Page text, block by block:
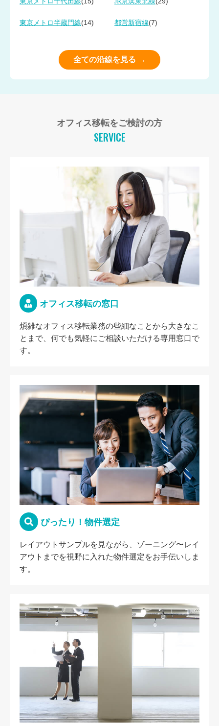
東京メトロ半蔵門線(14) 都営新宿線(7)
全ての沿線を見る →
オフィス移転をご検討の方
SERVICE
オフィス移転の窓口
煩雑なオフィス移転業務の些細なことから大きなこ
とまで、何でも気軽にご相談いただける専用窓口で
す。
ぴったり！物件選定
レイアウトサンプルを見ながら、ゾーニング〜レイ
アウトまでを視野に入れた物件選定をお手伝いしま
す。